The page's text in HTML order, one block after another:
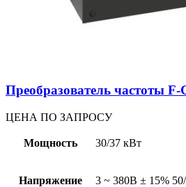
Преобразователь частоты F-
ЦЕНА ПО ЗАПРОСУ
Мощность 30/37 кВт
Напряжение 3 ~ 380В ± 15%